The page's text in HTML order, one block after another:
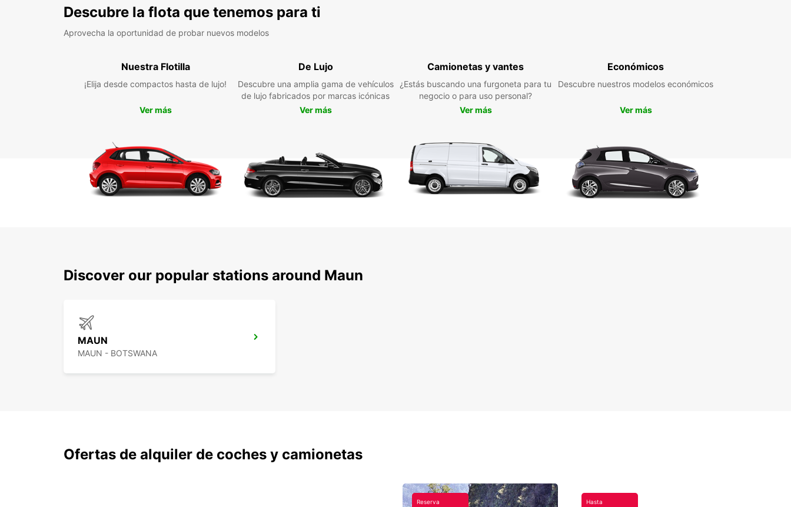
equipo estará encantado de ayudarte a encontrar el
Amplia variedad de vehículos disponibles
Opciones de kilometraje ilimitado
Reserva en línea fácil y rápida
Descubre la flota que tenemos para ti
Aprovecha la oportunidad de probar nuevos modelos
Nuestra Flotilla
¡Elija desde compactos hasta de lujo!
Ver más
De Lujo
Descubre una amplia gama de vehículos
de lujo fabricados por marcas icónicas
Ver más
Camionetas y vantes
¿Estás buscando una furgoneta para tu
negocio o para uso personal?
Ver más
Económicos
Descubre nuestros modelos económicos
Ver más
Discover our popular stations around Maun
MAUN
MAUN - BOTSWANA
Ofertas de alquiler de coches y camionetas
Reserva Hasta